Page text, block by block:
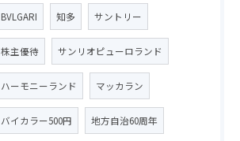
BVLGARI 知多 サントリー
株主優待 サンリオピューロランド
ハーモニーランド マッカラン
バイカラー500円 地方自治60周年